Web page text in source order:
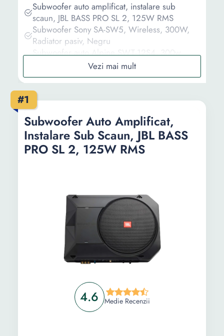
#1
4.6 Medie Recenzii
Subwoofer Auto Amplificat,
Instalare Sub Scaun, JBL BASS
PRO SL 2, 125W RMS
Subwoofer auto amplificat, instalare sub
scaun, JBL BASS PRO SL 2, 125W RMS
Subwoofer Sony SA-SW5, Wireless, 300W,
Radiator pasiv, Negru
Subwoofer auto Alpine SWT-12S4, 300w
RMS, incinta tip tub, difuzor 300 mm
Subwoofer Auto Amplificat , Putere 150W, Cu
Incinta de Tip Bandpass sau Bass Reflex si
Difuzor de 200 mm , Telecomanda Inclusa ,
Design modern, CuloareNegru
Subwoofer Yamaha NS-SW100, 100W, Negru
Informații